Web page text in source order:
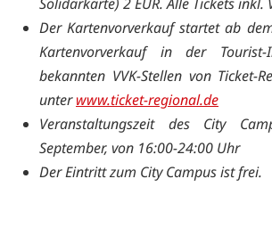
Der Kartenvorverkauf startet ab
Kartenvorverkauf in der Tourist-
bekannten VVK-Stellen von Ticket-
unterwww.ticket-regional.de
Veranstaltungszeit des City
September, von 16:00-24:00 Uhr
Der Eintritt zum City Campus ist frei.